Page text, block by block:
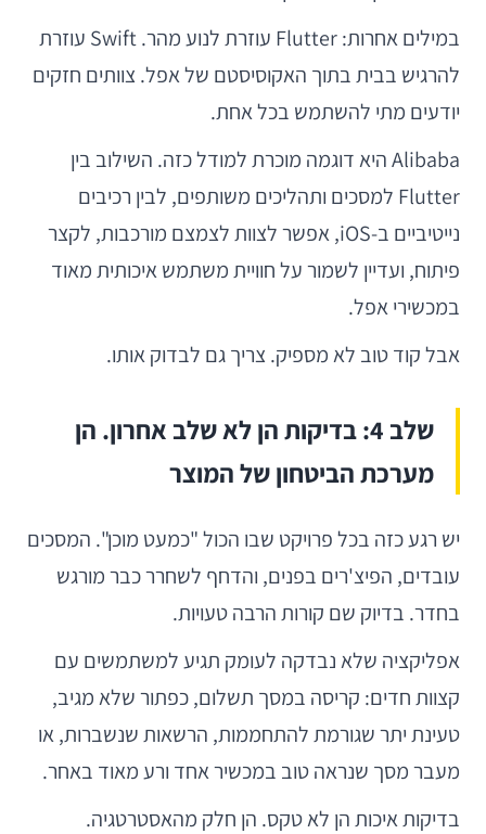
במילים אחרות: Flutter עוזרת לנוע מהר. Swift עוזרת
להרגיש בבית בתוך האקוסיסטם של אפל. צוותים חזקים
יודעים מתי להשתמש בכל אחת.
Alibaba היא דוגמה מוכרת למודל כזה. השילוב בין
Flutter למסכים ותהליכים משותפים, לבין רכיבים
נייטיביים ב-iOS, אפשר לצוות לצמצם מורכבות, לקצר
פיתוח, ועדיין לשמור על חוויית משתמש איכותית מאוד
במכשירי אפל.
אבל קוד טוב לא מספיק. צריך גם לבדוק אותו.
שלב 4: בדיקות הן לא שלב אחרון. הן
מערכת הביטחון של המוצר
יש רגע כזה בכל פרויקט שבו הכול "כמעט מוכן". המסכים
עובדים, הפיצ'רים בפנים, והדחף לשחרר כבר מורגש
בחדר. בדיוק שם קורות הרבה טעויות.
אפליקציה שלא נבדקה לעומק תגיע למשתמשים עם
קצוות חדים: קריסה במסך תשלום, כפתור שלא מגיב,
טעינת יתר שגורמת להתחממות, הרשאות שנשברות, או
מעבר מסך שנראה טוב במכשיר אחד ורע מאוד באחר.
בדיקות איכות הן לא טקס. הן חלק מהאסטרטגיה.